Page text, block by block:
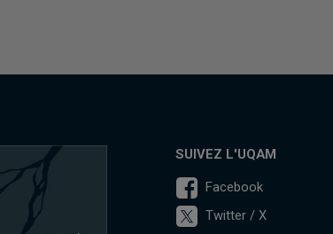
SUIVEZ L'UQAM
Facebook
Twitter / X